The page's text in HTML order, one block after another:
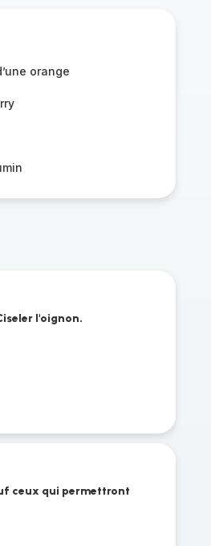
orange
l'oignon.
ceux qui permettront